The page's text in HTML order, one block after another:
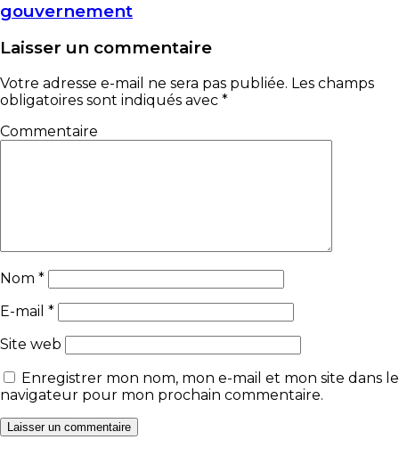
gouvernement
Laisser un commentaire
Votre adresse e-mail ne sera pas publiée. Les champs
obligatoires sont indiqués avec *
Commentaire
Nom *
E-mail *
Site web
Enregistrer mon nom, mon e-mail et mon site dans le
navigateur pour mon prochain commentaire.